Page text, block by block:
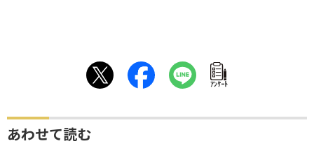
ｱﾝｹｰﾄ
あわせて読む